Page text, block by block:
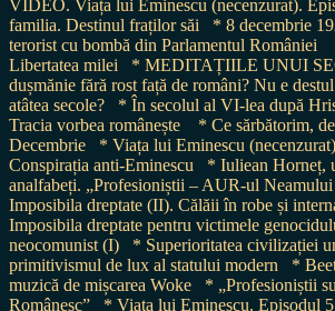
VIDEO. Viața lui Eminescu (necenzurat).
familia. Destinul fraților săi
* 8 decembrie
terorist cu bombă din Parlamentul României
Libertatea milei
* MEDITAȚIILE UNUI
dușmănie fără rost față de români? Nu e
atâtea secole?
* În secolul al VI-lea după
Tracia vorbea românește
* Ce sărbătorim,
Decembrie
* Viața lui Eminescu
Conspirația anti-Eminescu
* Iuliean Horneț,
analfabeți. „Profesioniștii – AUR-ul Neamului
Imposibila dreptate (II). Călăii în robe și
Imposibila dreptate pentru victimele
neocomunist (I)
* Superioritatea civilizației
primitivismul de lux al statului modern
*
muzică de mișcarea Woke
* „Profesioniștii
Românesc”
* Viața lui Eminescu. Episodul